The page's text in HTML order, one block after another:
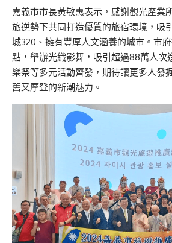
嘉義市市長黃敏惠表示，感謝觀光產業
旅逆勢下共同打造優質的旅宿環境，吸
城320、擁有豐厚人文涵養的城市。市
點，舉辦光織影舞，吸引超過88萬人次
樂祭等多元活動齊發，期待讓更多人發
舊又摩登的新潮魅力。